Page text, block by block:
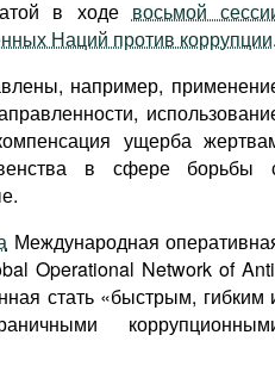
в ходе восьмой
Наций против коррупции.
например,
ущерба
в сфере борьбы
Международная
Operational Network of
стать «быстрым, гибким